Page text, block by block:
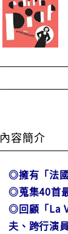
內容簡介
◎擁有「法
◎蒐集40首
◎回顧「La
夫、跨行演